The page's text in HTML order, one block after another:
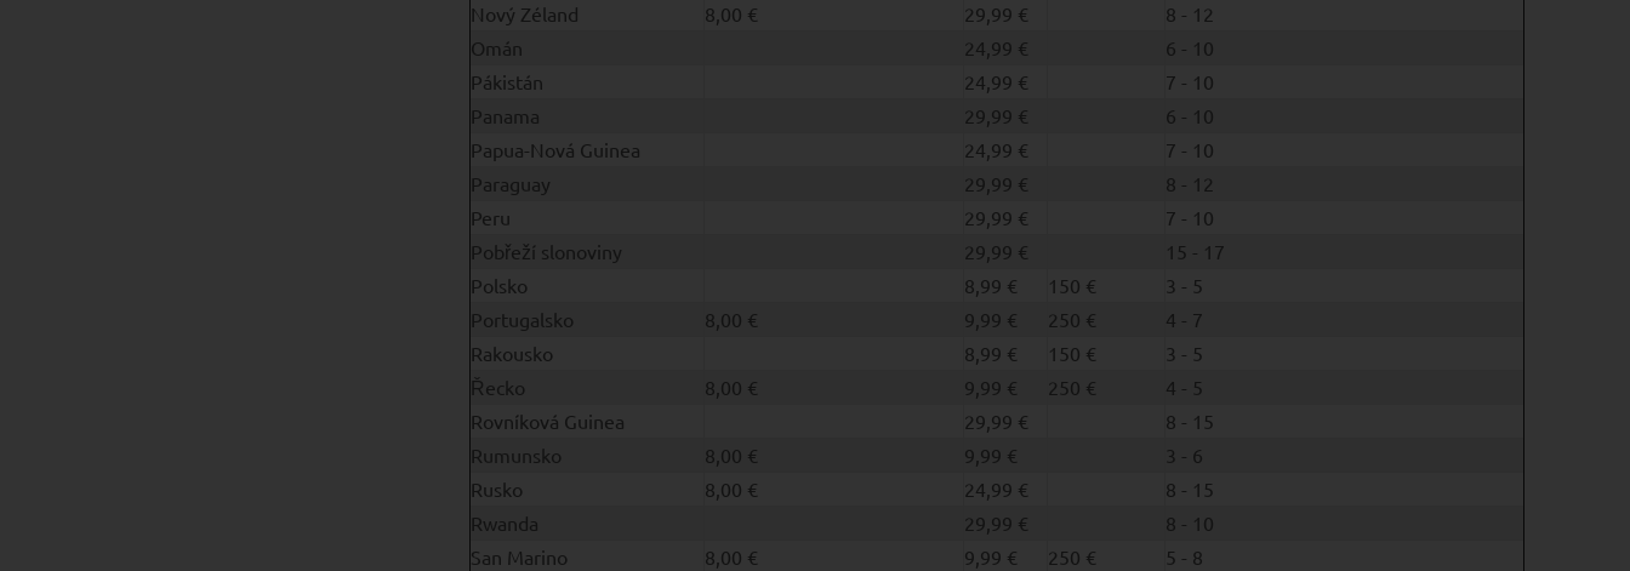
Nový Zéland
8,00 € 29,99 €
8 - 12
Omán
24,99 €
6 - 10
Pákistán
24,99 €
7 - 10
Panama
29,99 €
6 - 10
Papua-Nová Guinea
24,99 €
7 - 10
Paraguay
29,99 €
8 - 12
Peru
29,99 €
7 - 10
Pobřeží slonoviny
29,99 €
15 - 17
Polsko
8,99 € 150 €
3 - 5
Portugalsko
8,00 € 9,99 € 250 €
4 - 7
Rakousko
8,99 € 150 €
3 - 5
Řecko
8,00 € 9,99 € 250 €
4 - 5
Rovníková Guinea
29,99 €
8 - 15
Rumunsko
8,00 € 9,99 €
3 - 6
Rusko
8,00 € 24,99 €
8 - 15
Rwanda
29,99 €
8 - 10
San Marino
8,00 € 9,99 € 250 € 5 - 8